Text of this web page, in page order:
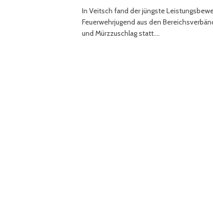
In Veitsch fand der jüngste
Feuerwehrjugend aus den
und Mürzzuschlag statt.…